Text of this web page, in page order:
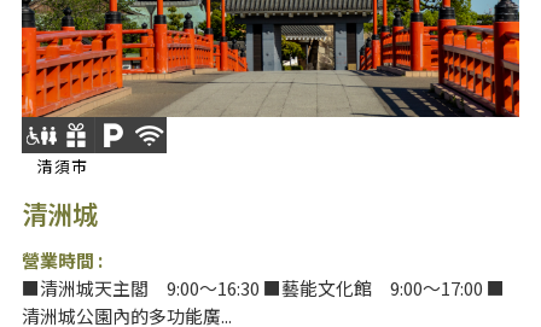
清須市
清洲城
營業時間 :
■清洲城天主閣 9:00～16:30 ■藝能文化館 9:00～17:00 ■
清洲城公園內的多功能廣...